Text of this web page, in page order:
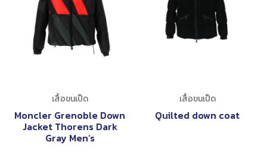
เสื้อขนเป็ด
Moncler Grenoble Down
Jacket Thorens Dark
Gray Men’s
เสื้อขนเป็ด
Quilted down coat